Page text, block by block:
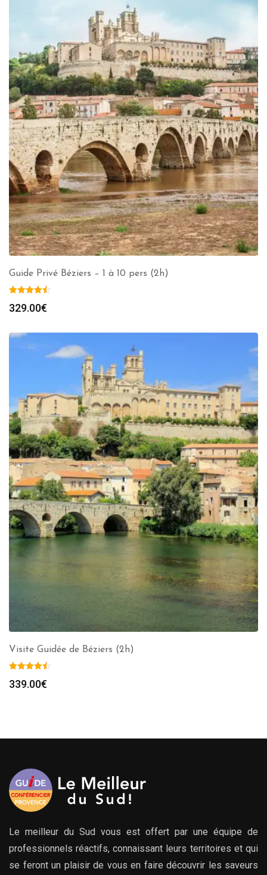
Guide Privé Béziers – 1 à 10 pers (2h)
329.00€
Visite Guidée de Béziers (2h)
339.00€
Le meilleur du Sud vous est offert par une équipe de
professionnels réactifs, connaissant leurs territoires et qui
se feront un plaisir de vous en faire découvrir les saveurs